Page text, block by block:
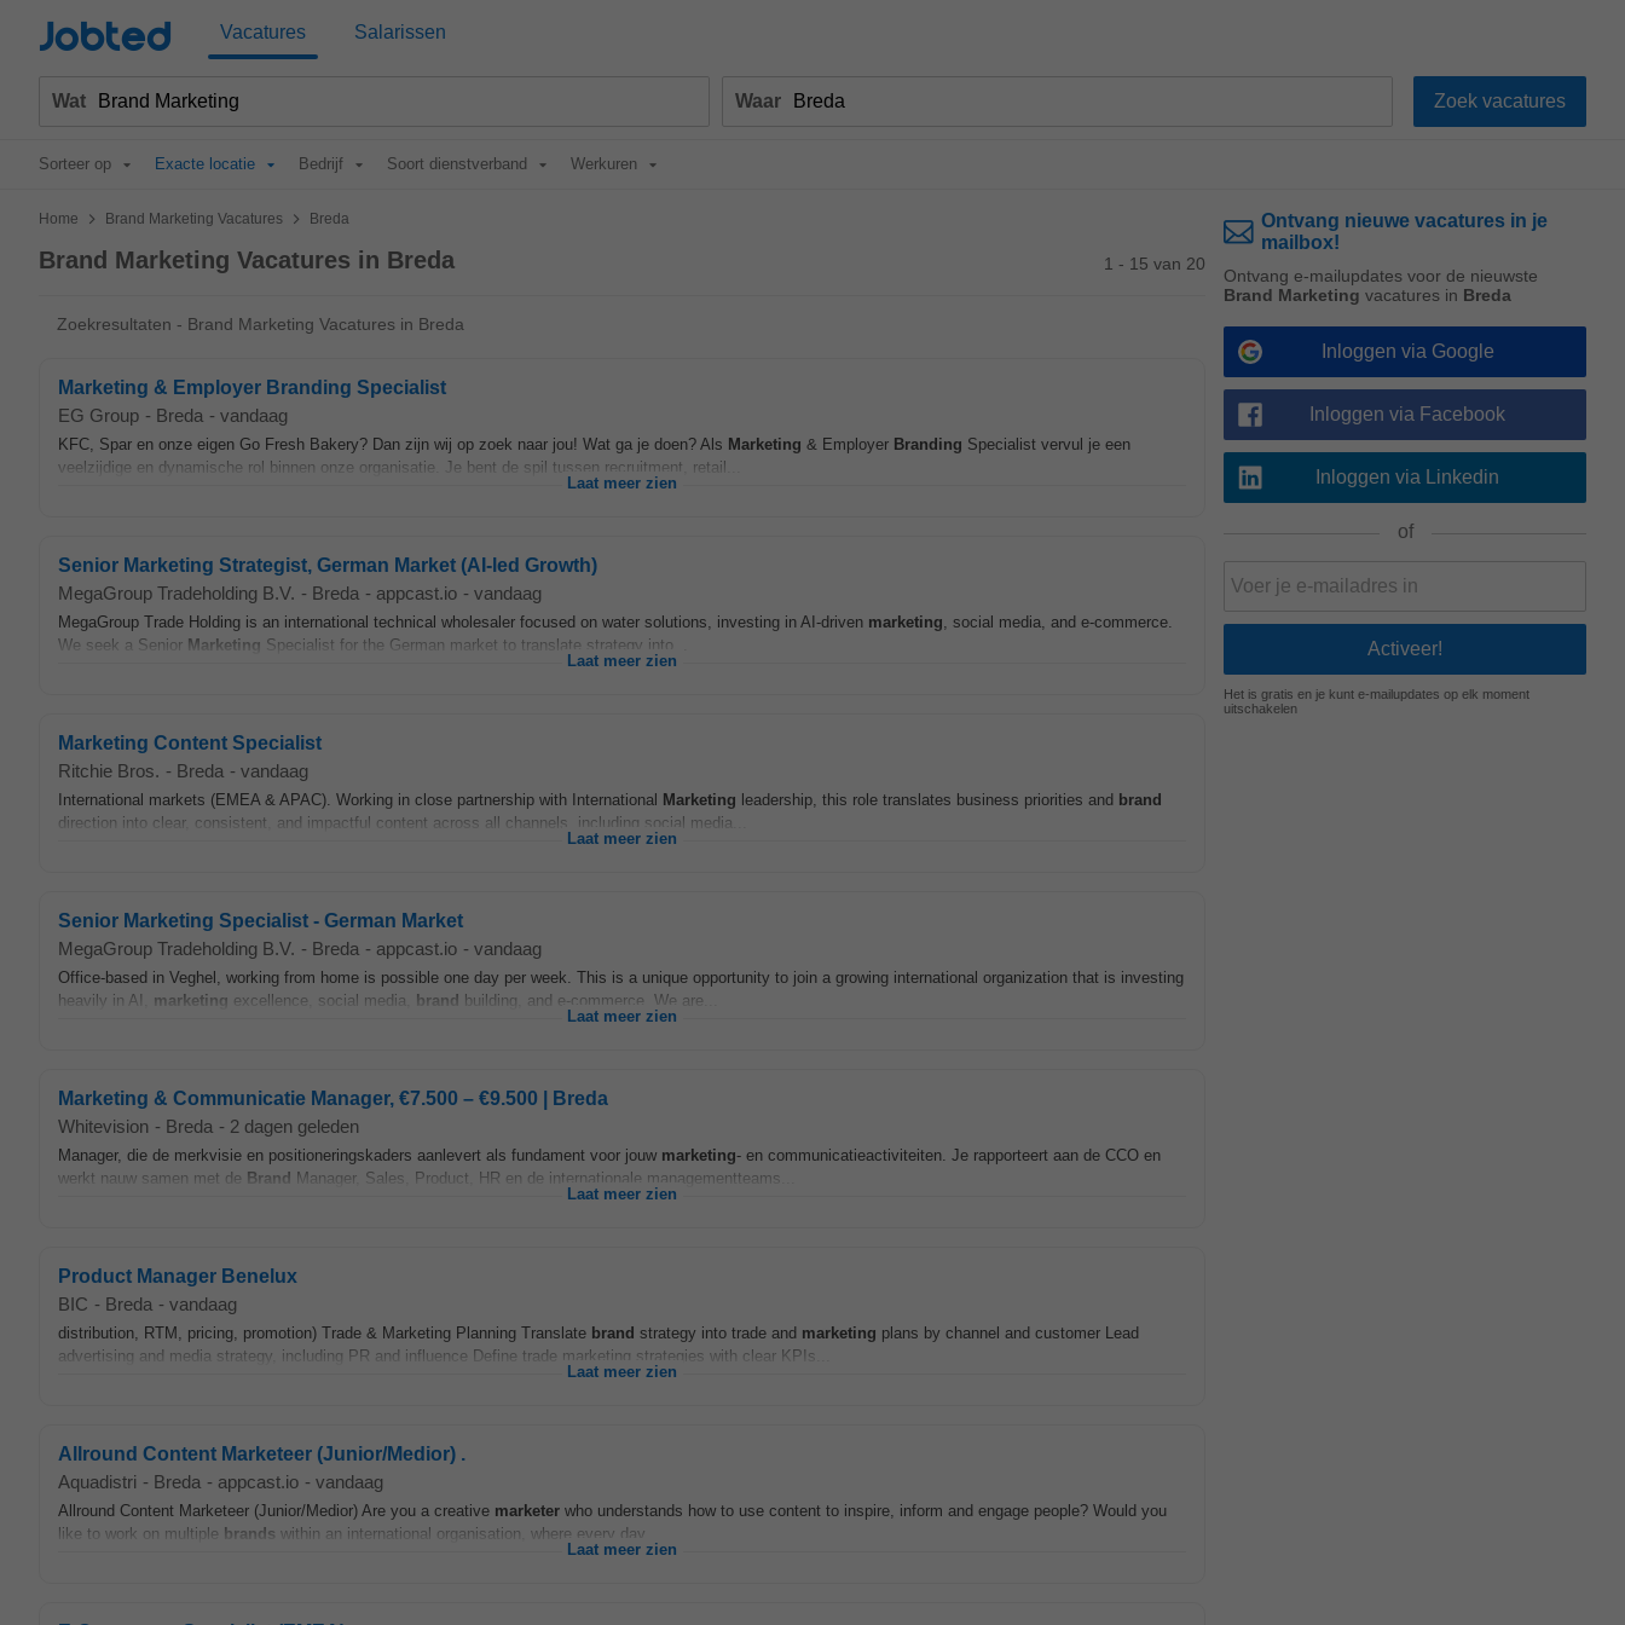
Jobted Vacatures Salarissen
Wat Waar
Sorteer op Exacte locatie Bedrijf Soort dienstverband Werkuren
Home > Brand Marketing Vacatures > Breda
Brand Marketing Vacatures in Breda 1 - 15 van 20
Zoekresultaten - Brand Marketing Vacatures in Breda
Marketing & Employer Branding Specialist
EG Group - Breda - vandaag
KFC, Spar en onze eigen Go Fresh Bakery? Dan zijn wij op zoek naar jou! Wat ga je doen? Als Marketing & Employer Branding Specialist vervul je een
veelzijdige en dynamische rol binnen onze organisatie. Je bent de spil tussen recruitment, retail...
Laat meer zien
Senior Marketing Strategist, German Market (AI-led Growth)
MegaGroup Tradeholding B.V. - Breda - appcast.io - vandaag
MegaGroup Trade Holding is an international technical wholesaler focused on water solutions, investing in AI-driven marketing, social media, and e-commerce.
We seek a Senior Marketing Specialist for the German market to translate strategy into...
Laat meer zien
Marketing Content Specialist
Ritchie Bros. - Breda - vandaag
International markets (EMEA & APAC). Working in close partnership with International Marketing leadership, this role translates business priorities and brand
direction into clear, consistent, and impactful content across all channels, including social media...
Laat meer zien
Senior Marketing Specialist - German Market
MegaGroup Tradeholding B.V. - Breda - appcast.io - vandaag
Office-based in Veghel, working from home is possible one day per week. This is a unique opportunity to join a growing international organization that is investing
heavily in AI, marketing excellence, social media, brand building, and e-commerce. We are...
Laat meer zien
Marketing & Communicatie Manager, €7.500 – €9.500 | Breda
Whitevision - Breda - 2 dagen geleden
Manager, die de merkvisie en positioneringskaders aanlevert als fundament voor jouw marketing- en communicatieactiviteiten. Je rapporteert aan de CCO en
werkt nauw samen met de Brand Manager, Sales, Product, HR en de internationale managementteams...
Laat meer zien
Product Manager Benelux
BIC - Breda - vandaag
distribution, RTM, pricing, promotion) Trade & Marketing Planning Translate brand strategy into trade and marketing plans by channel and customer Lead
advertising and media strategy, including PR and influence Define trade marketing strategies with clear KPIs...
Laat meer zien
Allround Content Marketeer (Junior/Medior) .
Aquadistri - Breda - appcast.io - vandaag
Allround Content Marketeer (Junior/Medior) Are you a creative marketer who understands how to use content to inspire, inform and engage people? Would you
like to work on multiple brands within an international organisation, where every day...
Laat meer zien
Ontvang nieuwe vacatures in je
mailbox!
Ontvang e-mailupdates voor de nieuwste
Brand Marketing vacatures in Breda
Inloggen via Google
Inloggen via Facebook
Inloggen via Linkedin
of
Het is gratis en je kunt e-mailupdates op elk moment
uitschakelen